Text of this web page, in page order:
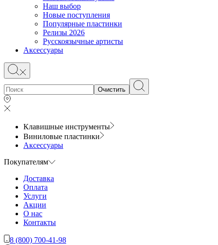
Наш выбор
Новые поступления
Популярные пластинки
Релизы 2026
Русскоязычные артисты
Аксессуары
Очистить
Клавишные инструменты
Виниловые пластинки
Аксессуары
Покупателям
Доставка
Оплата
Услуги
Акции
О нас
Контакты
8 (800) 700-41-98